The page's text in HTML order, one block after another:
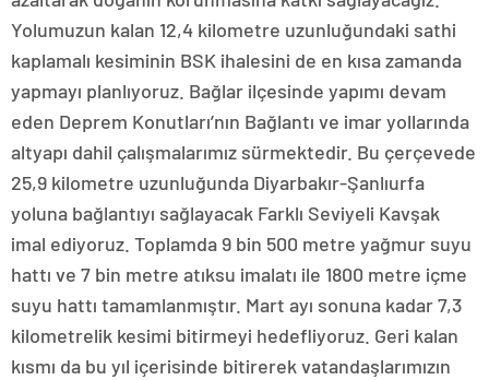
Yolumuzun kalan 12,4 kilometre uzunluğundaki sathi
kaplamalı kesiminin BSK ihalesini de en kısa zamanda
yapmayı planlıyoruz. Bağlar ilçesinde yapımı devam
eden Deprem Konutları’nın Bağlantı ve imar yollarında
altyapı dahil çalışmalarımız sürmektedir. Bu çerçevede
25,9 kilometre uzunluğunda Diyarbakır-Şanlıurfa
yoluna bağlantıyı sağlayacak Farklı Seviyeli Kavşak
imal ediyoruz. Toplamda 9 bin 500 metre yağmur suyu
hattı ve 7 bin metre atıksu imalatı ile 1800 metre içme
suyu hattı tamamlanmıştır. Mart ayı sonuna kadar 7,3
kilometrelik kesimi bitirmeyi hedefliyoruz. Geri kalan
kısmı da bu yıl içerisinde bitirerek vatandaşlarımızın